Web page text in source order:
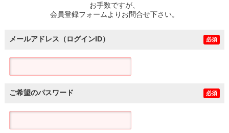
お手数ですが、
会員登録フォームよりお問合せ下さい。
メールアドレス（ログインID） 必須
ご希望のパスワード 必須